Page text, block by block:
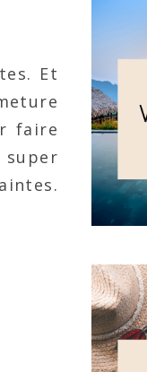
Et
faire